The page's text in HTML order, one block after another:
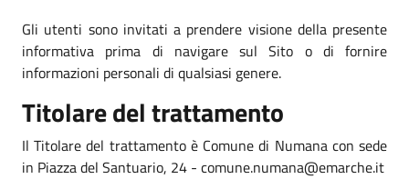
Gli utenti sono invitati a prendere visione della presente
informativa prima di navigare sul Sito o di fornire
informazioni personali di qualsiasi genere.
Titolare del trattamento
Il Titolare del trattamento è Comune di Numana con sede
in Piazza del Santuario, 24 - comune.numana@emarche.it